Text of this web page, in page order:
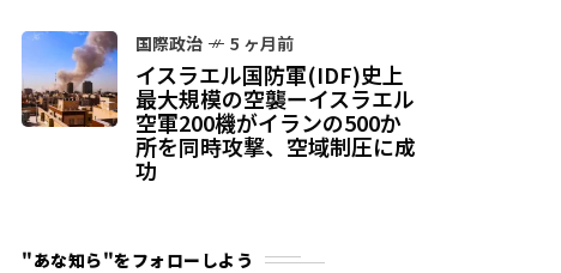
国際政治 5 ヶ月前
イスラエル国防軍(IDF)史上
最大規模の空襲ーイスラエル
空軍200機がイランの500か
所を同時攻撃、空域制圧に成
功
"あな知ら"をフォローしよう